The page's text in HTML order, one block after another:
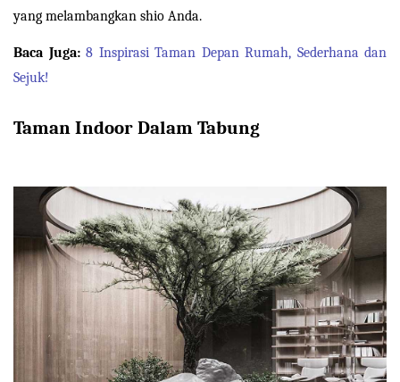
yang melambangkan shio Anda.
Baca Juga: 8 Inspirasi Taman Depan Rumah, Sederhana dan
Sejuk!
Taman Indoor Dalam Tabung